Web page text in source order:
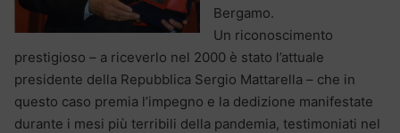
Bergamo.
Un riconoscimento
prestigioso – a riceverlo nel 2000 è stato l’attuale
presidente della Repubblica Sergio Mattarella – che in
questo caso premia l’impegno e la dedizione manifestate
durante i mesi più terribili della pandemia, testimoniati nel